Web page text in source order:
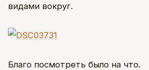
видами вокруг.
Благо посмотреть было на что.